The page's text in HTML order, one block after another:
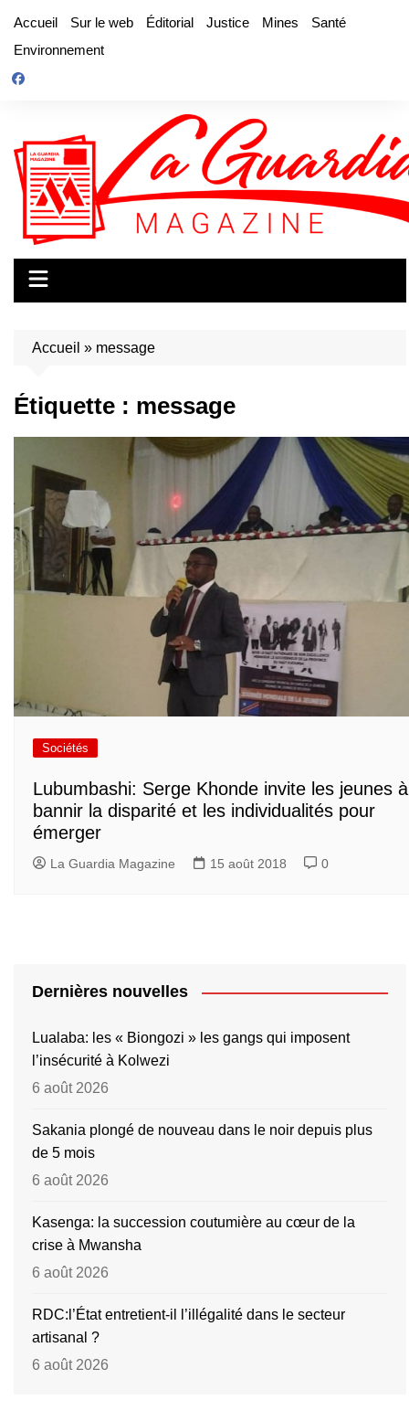
contenu
Accueil Sur le web Éditorial Justice Mines
Santé
Environnement
Accueil » message
Étiquette : message
Sociétés
Lubumbashi: Serge Khonde invite les jeunes à
bannir la disparité et les individualités pour
émerger
La Guardia Magazine 15 août 2018 0
Dernières nouvelles
Lualaba: les « Biongozi » les gangs qui imposent
l’insécurité à Kolwezi
6 août 2026
Sakania plongé de nouveau dans le noir depuis plus
de 5 mois
6 août 2026
Kasenga: la succession coutumière au cœur de la
crise à Mwansha
6 août 2026
RDC:l’État entretient-il l’illégalité dans le secteur
artisanal ?
6 août 2026